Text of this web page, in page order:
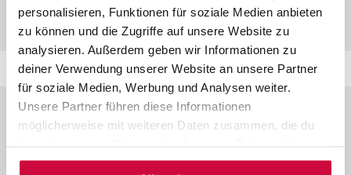
personalisieren, Funktionen für soziale Medien anbieten
zu können und die Zugriffe auf unsere Website zu
analysieren. Außerdem geben wir Informationen zu
deiner Verwendung unserer Website an unsere Partner
für soziale Medien, Werbung und Analysen weiter.
Unsere Partner führen diese Informationen
möglicherweise mit weiteren Daten zusammen, die du
Nutzung der Dienste gesammelt haben.